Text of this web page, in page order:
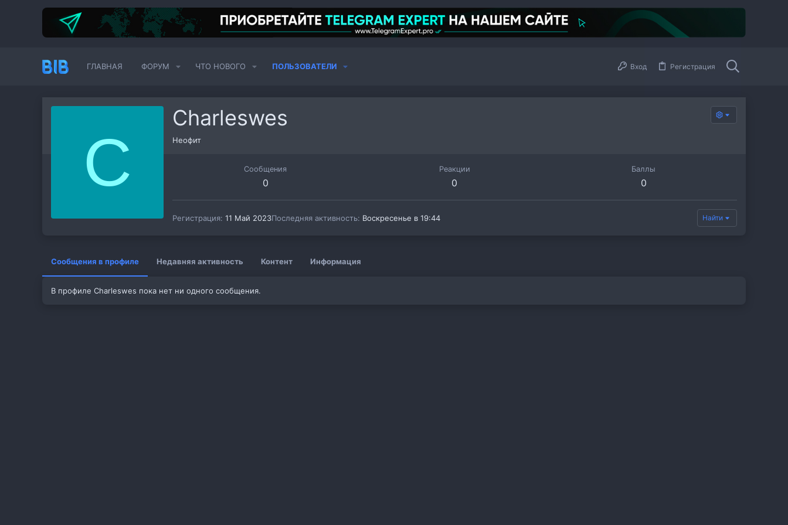
ГЛАВНАЯ ФОРУМ ЧТО НОВОГО ПОЛЬЗОВАТЕЛИ Вход Регистрация
C
Charleswes
Неофит
Сообщения
0
Реакции
0
Баллы
0
Регистрация 11 Май 2023Последняя активность Воскресенье в 19:44 Найти
Сообщения в профиле Недавняя активность Контент Информация
В профиле Charleswes пока нет ни одного сообщения.